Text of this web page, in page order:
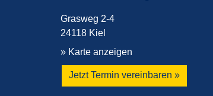
Grasweg 2-4
24118 Kiel
» Karte anzeigen
Jetzt Termin vereinbaren »